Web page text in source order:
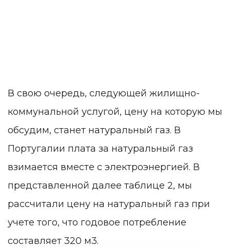
В свою очередь, следующей жилищно-
коммунальной услугой, цену на которую мы
обсудим, станет натуральный газ. В
Португалии плата за натуральный газ
взимается вместе с электроэнергией. В
представленной далее таблице 2, мы
рассчитали цену на натуральный газ при
учете того, что годовое потребление
составляет 320 м3.